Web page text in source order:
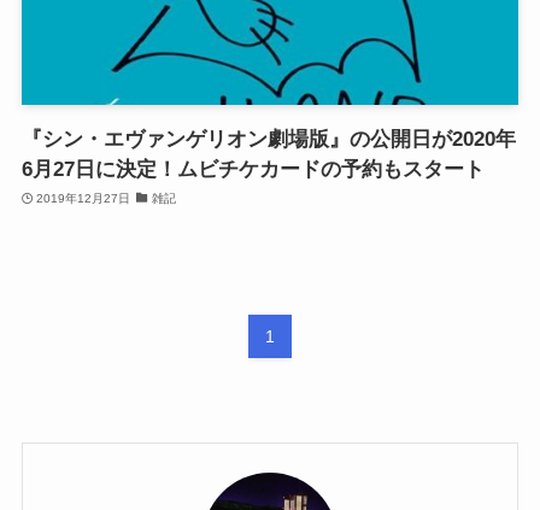
『シン・エヴァンゲリオン劇場版』の公開日が2020年
6月27日に決定！ムビチケカードの予約もスタート
2019年12月27日 雑記
1